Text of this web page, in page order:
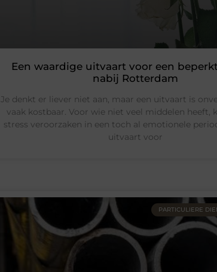
Een waardige uitvaart voor een
nabij Rotterdam
Je denkt er liever niet aan, maar een uitvaart is
vaak kostbaar. Voor wie niet veel middelen heeft,
stress veroorzaken in een toch al emotionele
uitvaart voor
PARTICULIERE